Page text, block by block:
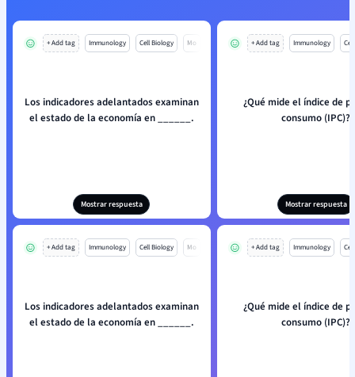
+ Add tag Immunology Cell Biology Mo
Los indicadores adelantados examinan
el estado de la economía en ______.
Mostrar respuesta
+ Add tag Immunology
¿Qué mide el índice de
consumo (IPC)?
Mostrar respuesta
+ Add tag Immunology Cell Biology Mo
Los indicadores adelantados examinan
el estado de la economía en ______.
+ Add tag Immunology
¿Qué mide el índice de
consumo (IPC)?